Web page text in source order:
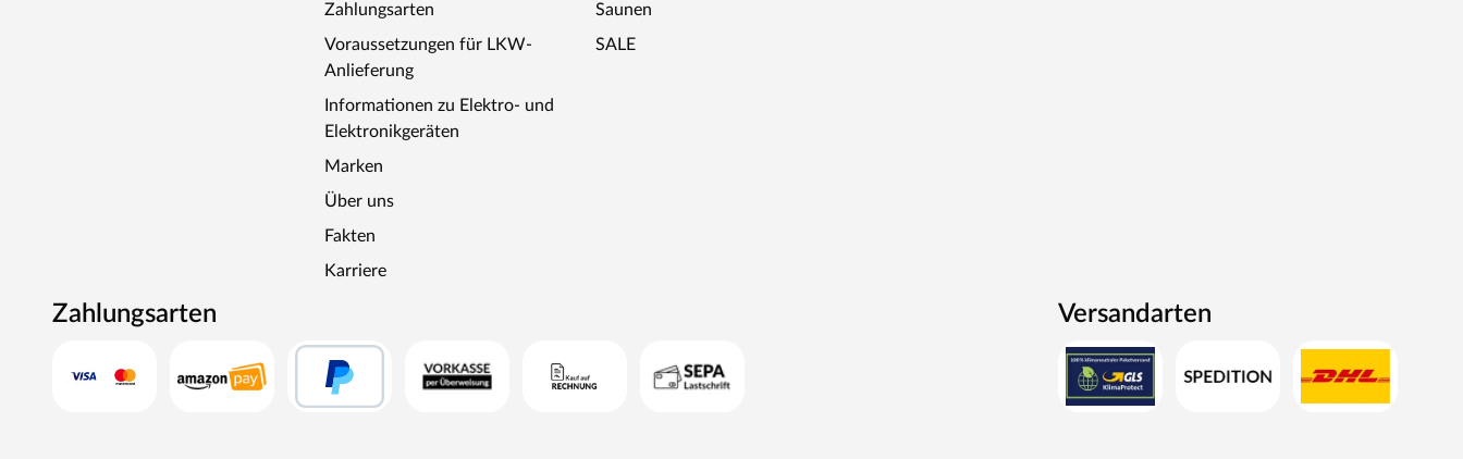
Zahlungsarten
Voraussetzungen für LKW-
Anlieferung
Informationen zu Elektro- und
Elektronikgeräten
Marken
Über uns
Fakten
Karriere
Saunen
SALE
Zahlungsarten Versandarten